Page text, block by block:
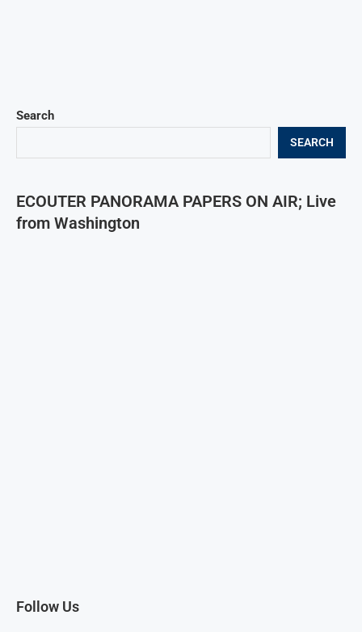
Search
SEARCH
ECOUTER PANORAMA PAPERS ON AIR; Live
from Washington
Follow Us